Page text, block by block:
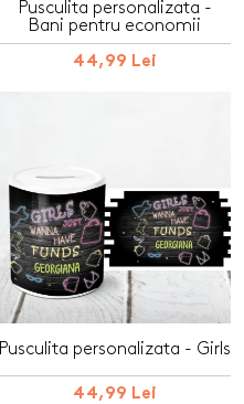
Pusculita personalizata -
Bani pentru economii
44,99 Lei
Pusculita personalizata - Girls
44,99 Lei